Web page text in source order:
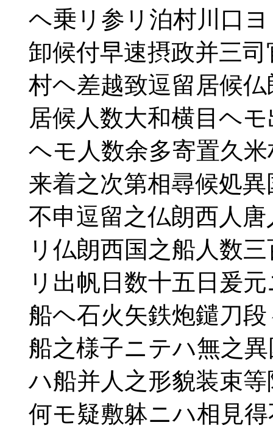
ヘ乗リ参リ泊村川口
卸候付早速摂政并三司
村ヘ差越致逗留居候仏
居候人数大和横目ヘモ
ヘモ人数余多寄置久米
来着之次第相尋候処異
不申逗留之仏朗西人唐
リ仏朗西国之船人数三
リ出帆日数十五日爰元
船ヘ石火矢鉄炮鑓刀段
船之様子ニテハ無之異
ハ船并人之形貌装束等
何モ疑敷躰ニハ相見得